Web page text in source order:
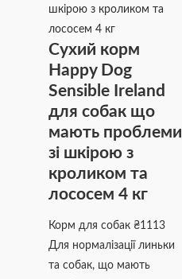
Сухий корм
Happy Dog
Sensible Irеland
для собак що
мають проблеми
зі шкірою з
кроликом та
лососем 4 кг
Корм для собак₴1113
Для нормалізації линьки
та собак, що мають